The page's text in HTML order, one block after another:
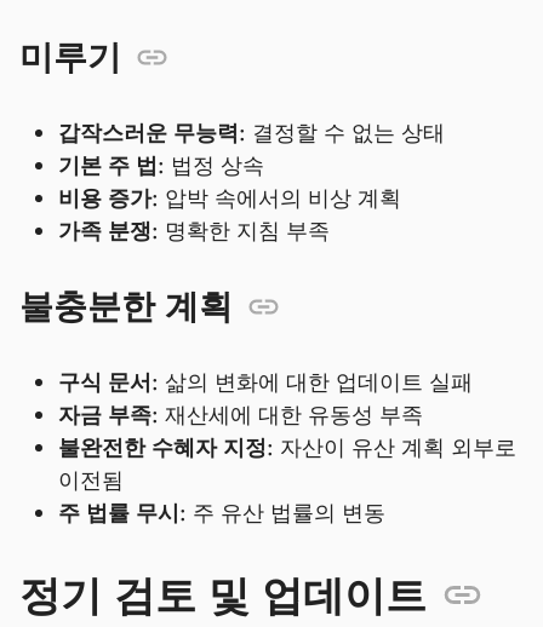
미루기
갑작스러운 무능력: 결정할 수 없는 상태
기본 주 법: 법정 상속
비용 증가: 압박 속에서의 비상 계획
가족 분쟁: 명확한 지침 부족
불충분한 계획
구식 문서: 삶의 변화에 대한 업데이트 실패
자금 부족: 재산세에 대한 유동성 부족
불완전한 수혜자 지정: 자산이 유산 계획 외부로
이전됨
주 법률 무시: 주 유산 법률의 변동
정기 검토 및 업데이트